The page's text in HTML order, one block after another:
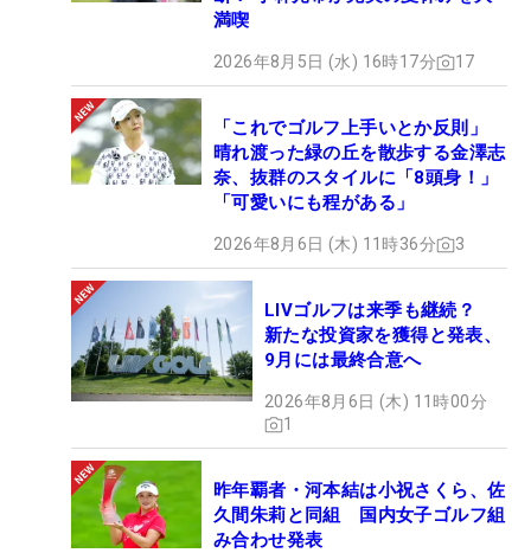
満喫
2026年8月5日 (水) 16時17分 17
「これでゴルフ上手いとか反則」
晴れ渡った緑の丘を散歩する金澤志
奈、抜群のスタイルに「8頭身！」
「可愛いにも程がある」
2026年8月6日 (木) 11時36分 3
LIVゴルフは来季も継続？
新たな投資家を獲得と発表、
9月には最終合意へ
2026年8月6日 (木) 11時00分
1
昨年覇者・河本結は小祝さくら、佐
久間朱莉と同組 国内女子ゴルフ組
み合わせ発表